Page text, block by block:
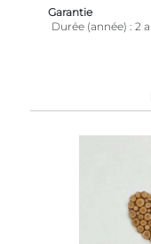
Garantie
Durée (année)
2